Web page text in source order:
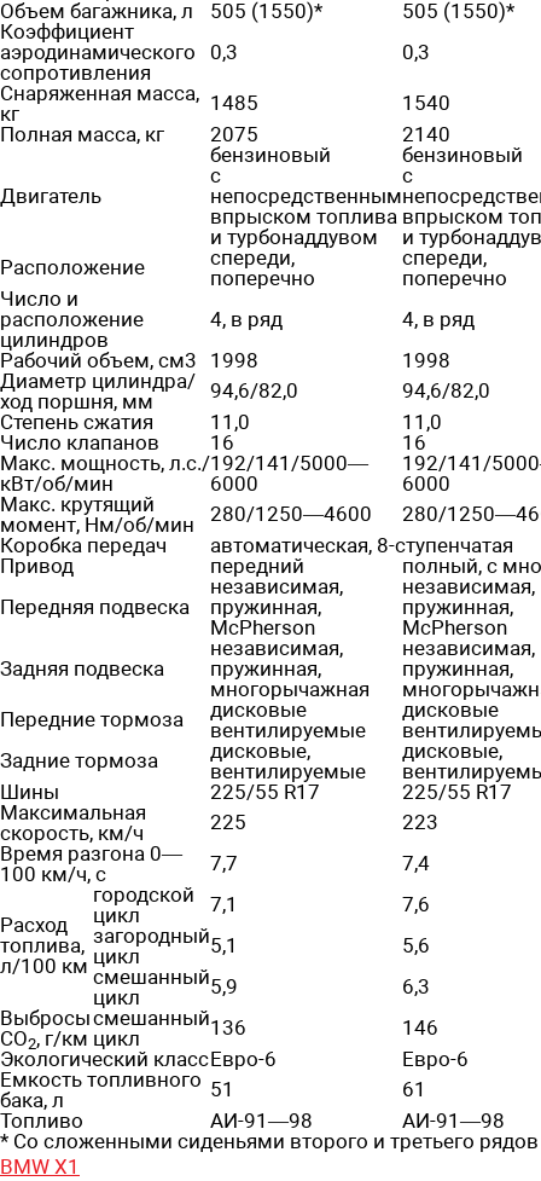
Объем багажника, л
505 (1550)*
505 (1550)*
Коэффициент
аэродинамического
сопротивления
0,3
0,3
Снаряженная масса,
кг
1485
1540
Полная масса, кг
2075 2140
Двигатель
бензиновый
с
непосредственным
впрыском топлива
и турбонаддувом
бензиновый
с
впрыском
и
Расположение
спереди,
поперечно
спереди,
поперечно
Число и
расположение
цилиндров
4, в ряд
4, в ряд
Рабочий объем, см3
1998
1998
Диаметр цилиндра/
ход поршня, мм
94,6/82,0
94,6/82,0
Степень сжатия
11,0
11,0
Число клапанов
16
16
Макс. мощность, л.с./
кВт/об/мин
192/141/5000—
6000
192/141/
6000
Макс. крутящий
момент, Нм/об/мин
280/1250—4600
280/
Коробка передач
автоматическая, 8-ступенчатая
Привод
передний
полный, с
Передняя подвеска
независимая,
пружинная,
McPherson
независимая,
пружинная,
McPherson
Задняя подвеска
независимая,
пружинная,
многорычажная
независимая,
пружинная,
Передние тормоза
дисковые
вентилируемые
дисковые
Задние тормоза
дисковые,
вентилируемые
дисковые,
Шины
225/55 R17
225/55 R17
Максимальная
скорость, км/ч
225
223
Время разгона 0—
100 км/ч, с
7,7 7,4
Расход
топлива,
л/100 км
городской
цикл
7,1
7,6
загородный
цикл
5,1
5,6
смешанный
цикл
5,9
6,3
Выбросы
CO2, г/км
смешанный
цикл
136
146
Экологический классЕвро-6
Евро-6
Емкость топливного
бака, л
51
61
Топливо
АИ-91—98
АИ-91—98
* Со сложенными сиденьями второго и третьего рядов
BMW X1